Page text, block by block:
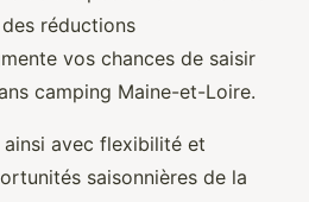
réductions
vos chances de saisir
camping Maine-et-Loire.
avec flexibilité et
saisonnières de la